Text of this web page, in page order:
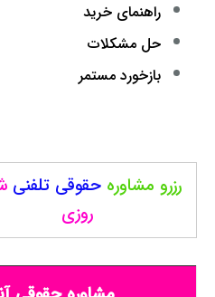
راهنمای خرید
حل مشکلات
بازخورد مستمر
رزرو مشاوره حقوقی تلفنی
روزی